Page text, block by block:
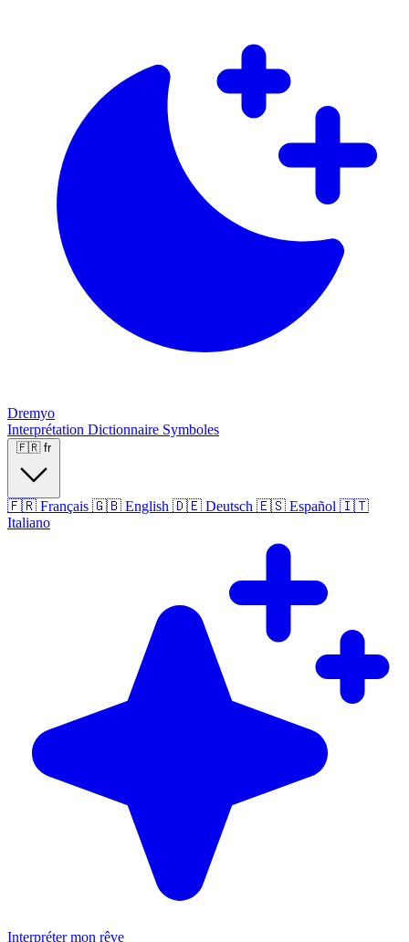
Dremyo
Interprétation Dictionnaire Symboles
🇫🇷 fr
🇫🇷 Français 🇬🇧 English 🇩🇪 Deutsch 🇪🇸 Español 🇮🇹
Italiano
Interpréter mon rêve